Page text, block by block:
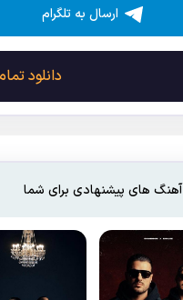
ارسال به تلگرام
دانلود تمام
آهنگ های پیشنهادی برای شما